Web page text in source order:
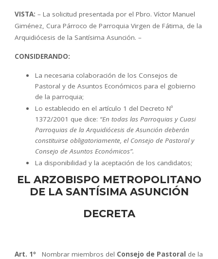
VISTA: – La solicitud presentada por el Pbro. Víctor Manuel
Giménez, Cura Párroco de Parroquia Virgen de Fátima, de la
Arquidiócesis de la Santísima Asunción. –
CONSIDERANDO:
La necesaria colaboración de los Consejos de
Pastoral y de Asuntos Económicos para el gobierno
de la parroquia;
Lo establecido en el artículo 1 del Decreto Nº
1372/2001 que dice: “En todas las Parroquias y Cuasi
Parroquias de la Arquidiócesis de Asunción deberán
constituirse obligatoriamente, el Consejo de Pastoral y
Consejo de Asuntos Económicos”.
La disponibilidad y la aceptación de los candidatos;
EL ARZOBISPO METROPOLITANO
DE LA SANTÍSIMA ASUNCIÓN
DECRETA
Art. 1º Nombrar miembros del Consejo de Pastoral de la